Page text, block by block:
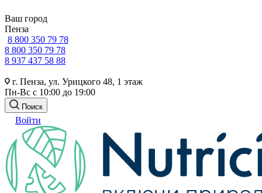
Ваш город
Пенза
8 800 350 79 78
8 800 350 79 78
8 937 437 58 88
г. Пенза, ул. Урицкого 48, 1 этаж
Пн-Вс с 10:00 до 19:00
Поиск
Войти